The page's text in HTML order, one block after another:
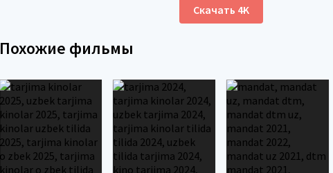
Скачать 4K
Похожие фильмы